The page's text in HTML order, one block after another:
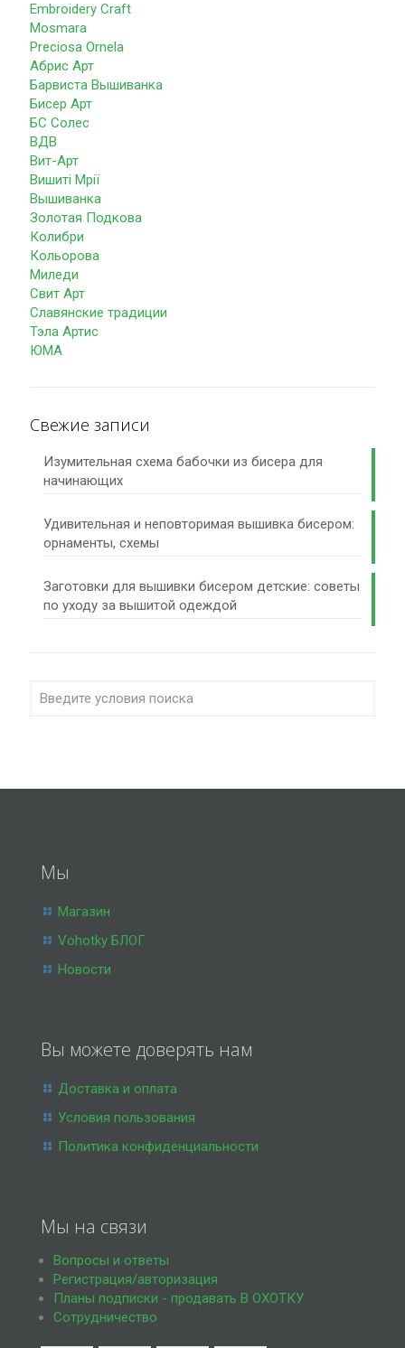
Embroidery Craft
Mosmara
Preciosa Ornela
Абрис Арт
Барвиста Вышиванка
Бисер Арт
БС Солес
ВДВ
Вит-Арт
Вишиті Мрії
Вышиванка
Золотая Подкова
Колибри
Кольорова
Миледи
Свит Арт
Славянские традиции
Тэла Артис
ЮМА
Свежие записи
Изумительная схема бабочки из бисера для
начинающих
Удивительная и неповторимая вышивка бисером:
орнаменты, схемы
Заготовки для вышивки бисером детские: советы
по уходу за вышитой одеждой
Мы
Магазин
Vohotky БЛОГ
Новости
Вы можете доверять нам
Доставка и оплата
Условия пользования
Политика конфиденциальности
Мы на связи
Вопросы и ответы
Регистрация/авторизация
Планы подписки - продавать В ОХОТКУ
Сотрудничество